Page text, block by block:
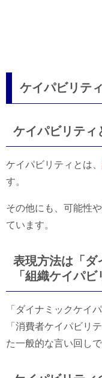
ケイパビリテ
ケイパビリティ
ケイパビリティとは、
す。
その他にも、可能性
ています。
表現方法は「ダ
「組織ケイパビ
「ダイナミックケイ
「消費者ケイパビリ
た一般的な言い回しで